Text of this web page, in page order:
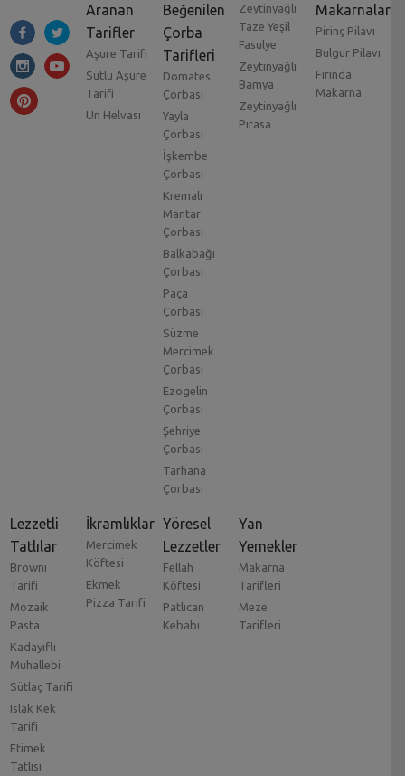
Aranan
Tarifler
Aşure Tarifi
Sütlü Aşure
Tarifi
Un Helvası
Beğenilen
Çorba
Tarifleri
Domates
Çorbası
Yayla
Çorbası
İşkembe
Çorbası
Kremalı
Mantar
Çorbası
Balkabağı
Çorbası
Paça
Çorbası
Süzme
Mercimek
Çorbası
Ezogelin
Çorbası
Şehriye
Çorbası
Tarhana
Çorbası
Zeytinyağlı
Taze Yeşil
Fasulye
Zeytinyağlı
Bamya
Zeytinyağlı
Pırasa
Makarnalar
Pirinç Pilavı
Bulgur Pilavı
Fırında
Makarna
Lezzetli
Tatlılar
Browni
Tarifi
Mozaik
Pasta
Kadayıflı
Muhallebi
Sütlaç Tarifi
Islak Kek
Tarifi
Etimek
Tatlısı
İkramlıklar
Mercimek
Köftesi
Ekmek
Pizza Tarifi
Yöresel
Lezzetler
Fellah
Köftesi
Patlıcan
Kebabı
Yan
Yemekler
Makarna
Tarifleri
Meze
Tarifleri